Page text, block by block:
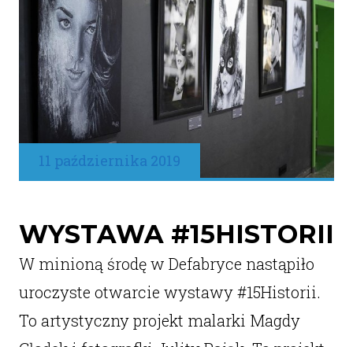
11 października 2019
WYSTAWA #15HISTORII
W minioną środę w Defabryce nastąpiło
uroczyste otwarcie wystawy #15Historii.
To artystyczny projekt malarki Magdy